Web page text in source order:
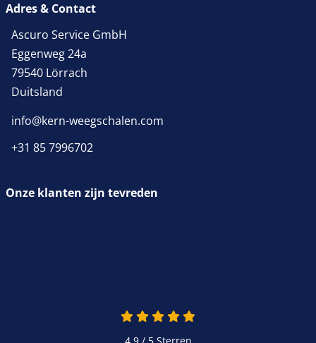
Adres & Contact
Ascuro Service GmbH
Eggenweg 24a
79540 Lörrach
Duitsland
info@kern-weegschalen.com
+31 85 7996702
Onze klanten zijn tevreden
4.9 van 5